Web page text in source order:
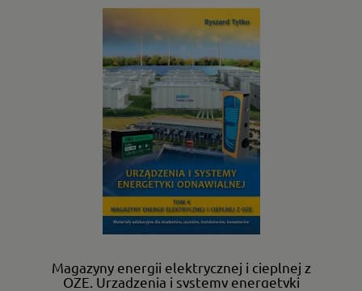
Magazyny energii elektrycznej i cieplnej z
OZE. Urządzenia i systemy energetyki